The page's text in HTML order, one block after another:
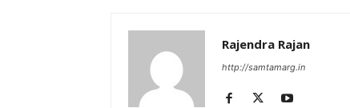
Rajendra Rajan
http://samtamarg.in